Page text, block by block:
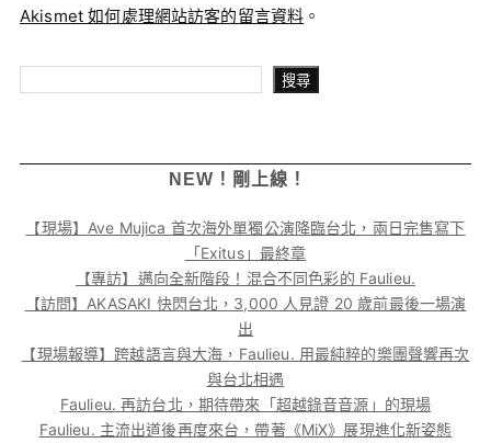
Akismet 如何處理網站訪客的留言資料 。
搜尋
NEW！剛上線！
【現場】Ave Mujica 首次海外單獨公演降臨台北，兩日完售寫下
「Exitus」最終章
【專訪】邁向全新階段！混合不同色彩的 Faulieu.
【訪問】AKASAKI 快閃台北，3,000 人見證 20 歲前最後一場演
出
【現場報導】跨越語言與大海，Faulieu. 用最純粹的樂團聲響再次
與台北相遇
Faulieu. 再訪台北，期待帶來「超越錄音音源」的現場
Faulieu. 主流出道後再度來台，帶著《MiX》展現進化新姿態